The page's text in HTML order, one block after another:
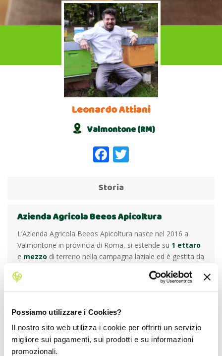
Possiamo utilizzare i Cookies?
Il nostro sito web utilizza i cookie per offrirti un servizio
migliore sui pagamenti, sui prodotti e su informazioni
promozionali.
Leonardo Attiani
Valmontone (RM)
Facebook
Storia
Azienda Agricola Beeos Apicoltura
L’Azienda Agricola Beeos Apicoltura nasce nel 2016 a
Valmontone in provincia di Roma, si estende su 1 ettaro
e mezzo di terreno nella campagna laziale ed è gestita da
alla
Leonardo è cresciuto in campagna, i genitori gestivano un
vigneto, ma non si sono mai dedicati all’attività agricola
come professione. Leonardo invece matura l’idea di
fondare un’azienda tutta sua grazie all’opportunità di
accedere al Programma di Sviluppo Rurale, che gli